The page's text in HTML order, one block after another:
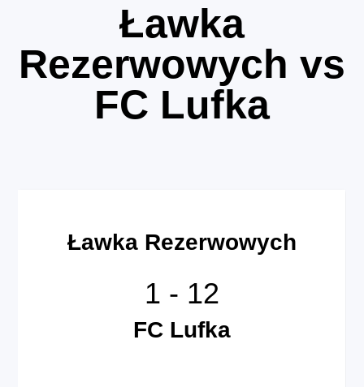
Ławka
Rezerwowych vs
FC Lufka
Ławka Rezerwowych
FC Lufka
1 - 12